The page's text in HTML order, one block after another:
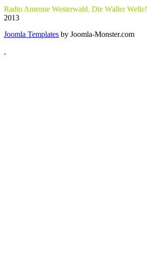
Radio Antenne Westerwald. Die Wäller Welle!
2013
Joomla Templates by Joomla-Monster.com